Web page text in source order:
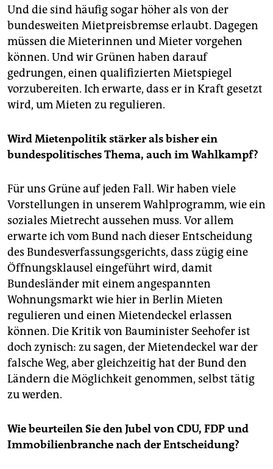
Und die sind häufig sogar höher als von der
bundesweiten Mietpreisbremse erlaubt. Dagegen
müssen die Mieterinnen und Mieter vorgehen
können. Und wir Grünen haben darauf
gedrungen, einen qualifizierten Mietspiegel
vorzubereiten. Ich erwarte, dass er in Kraft gesetzt
wird, um Mieten zu regulieren.
Wird Mietenpolitik stärker als bisher ein
bundespolitisches Thema, auch im Wahlkampf?
Für uns Grüne auf jeden Fall. Wir haben viele
Vorstellungen in unserem Wahlprogramm, wie ein
soziales Mietrecht aussehen muss. Vor allem
erwarte ich vom Bund nach dieser Entscheidung
des Bundesverfassungsgerichts, dass zügig eine
Öffnungsklausel eingeführt wird, damit
Bundesländer mit einem angespannten
Wohnungsmarkt wie hier in Berlin Mieten
regulieren und einen Mietendeckel erlassen
können. Die Kritik von Bauminister Seehofer ist
doch zynisch: zu sagen, der Mietendeckel war der
falsche Weg, aber gleichzeitig hat der Bund den
Ländern die Möglichkeit genommen, selbst tätig
zu werden.
Wie beurteilen Sie den Jubel von CDU, FDP und
Immobilienbranche nach der Entscheidung?